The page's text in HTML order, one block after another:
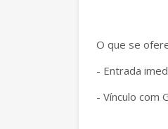
O que se
- Entrada
- Vínculo com